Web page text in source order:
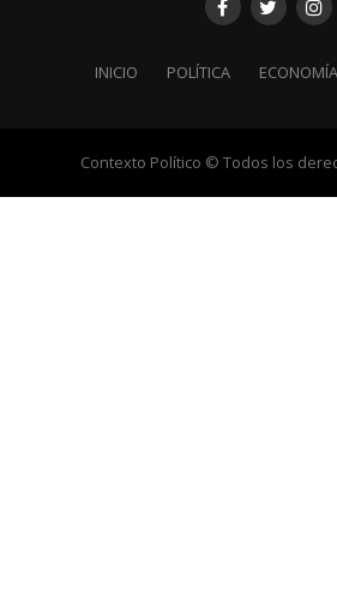
INICIO POLÍTICA ECONOMÍA
Contexto Político © Todos los